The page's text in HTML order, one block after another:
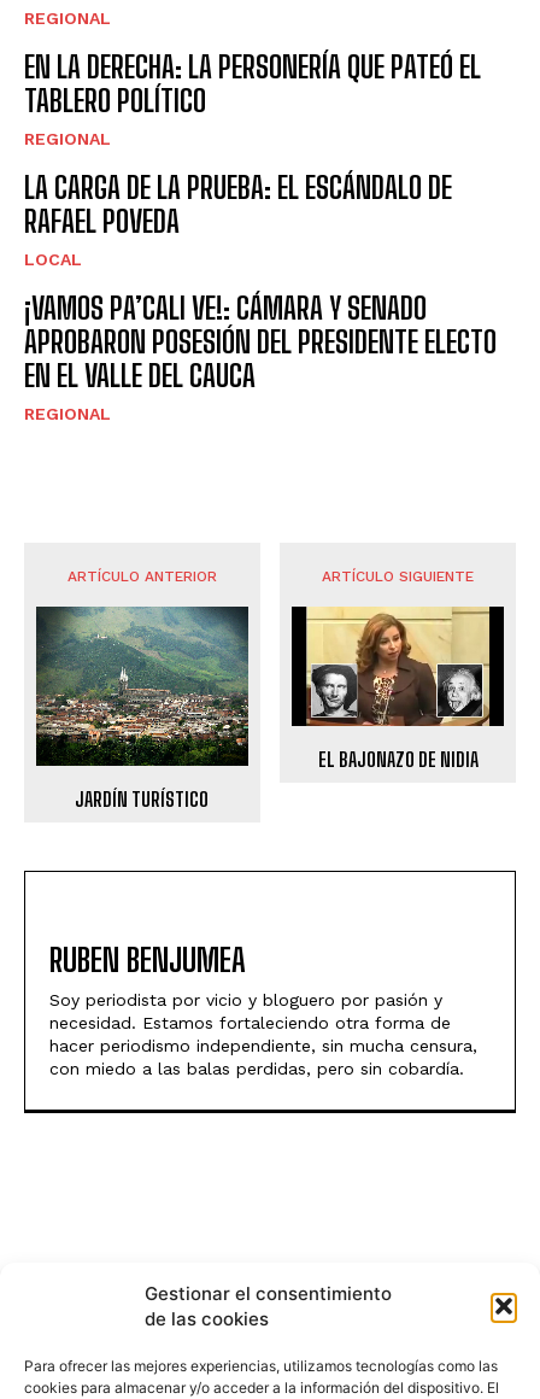
Gestionar el consentimiento
de las cookies
Para ofrecer las mejores experiencias, utilizamos tecnologías como las
cookies para almacenar y/o acceder a la información del dispositivo. El
REGIONAL
EN LA DERECHA: LA PERSONERÍA QUE PATEÓ EL
TABLERO POLÍTICO
REGIONAL
LA CARGA DE LA PRUEBA: EL ESCÁNDALO DE
RAFAEL POVEDA
LOCAL
¡VAMOS PA’CALI VE!: CÁMARA Y SENADO
APROBARON POSESIÓN DEL PRESIDENTE ELECTO
EN EL VALLE DEL CAUCA
REGIONAL
ARTÍCULO ANTERIOR
JARDÍN TURÍSTICO
ARTÍCULO SIGUIENTE
EL BAJONAZO DE NIDIA
RUBEN BENJUMEA
Soy periodista por vicio y bloguero por pasión y
necesidad. Estamos fortaleciendo otra forma de
hacer periodismo independiente, sin mucha censura,
con miedo a las balas perdidas, pero sin cobardía.